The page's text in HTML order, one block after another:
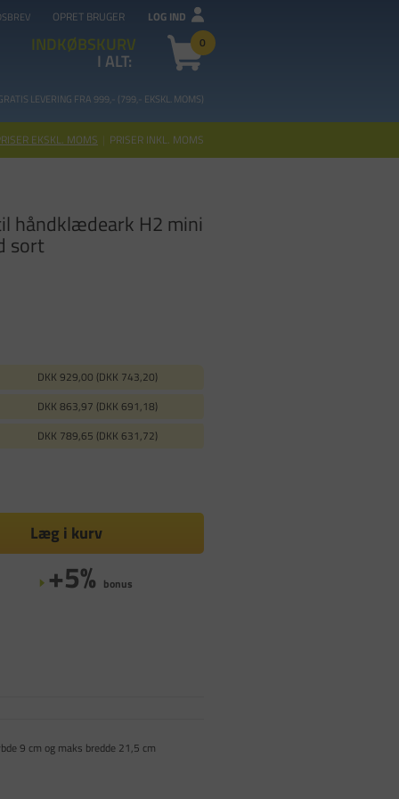
OPRET BRUGER LOG IND
INDKØBSKURV 0
I ALT:
LEVERING FRA 999,- (799,- EKSKL. MOMS)
EKSKL. MOMS | PRISER INKL. MOMS
håndklædeark H2 mini
sort
DKK 929,00 (DKK 743,20)
DKK 863,97 (DKK 691,18)
DKK 789,65 (DKK 631,72)
Læg i kurv
+5% bonus
9 cm og maks bredde 21,5 cm